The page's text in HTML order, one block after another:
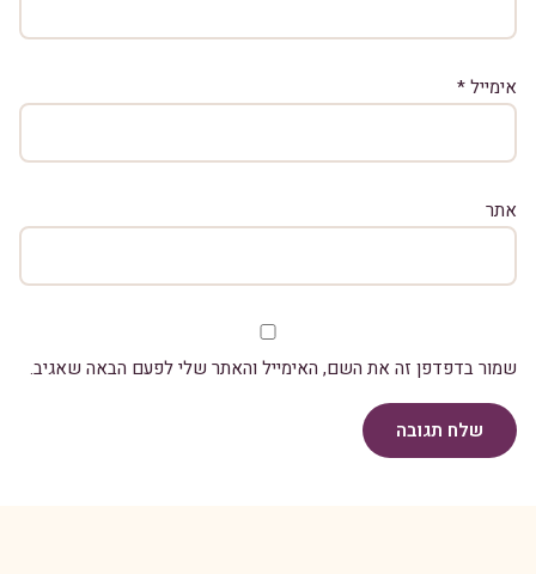
אימייל*
אתר
שמור בדפדפן זה את השם, האימייל והאתר שלי לפעם הבאה שאגיב.
שלח תגובה